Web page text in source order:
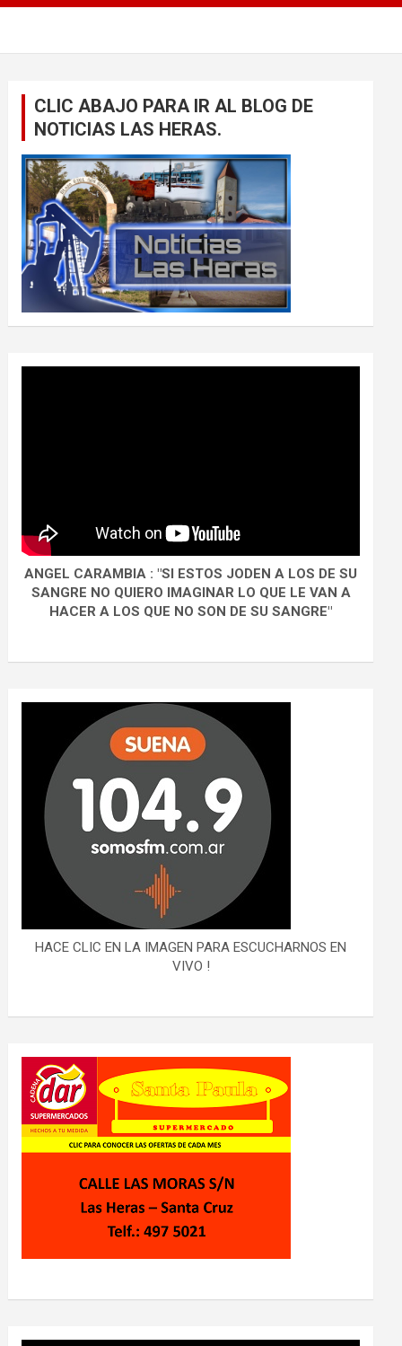
CLIC ABAJO PARA IR AL BLOG DE
NOTICIAS LAS HERAS.
ANGEL CARAMBIA : "SI ESTOS JODEN A LOS DE SU
SANGRE NO QUIERO IMAGINAR LO QUE LE VAN A
HACER A LOS QUE NO SON DE SU SANGRE"
HACE CLIC EN LA IMAGEN PARA ESCUCHARNOS EN
VIVO !